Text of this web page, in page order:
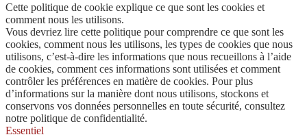
Cette politique de cookie explique ce que sont les cookies et
comment nous les utilisons.
Vous devriez lire cette politique pour comprendre ce que sont les
cookies, comment nous les utilisons, les types de cookies que nous
utilisons, c’est-à-dire les informations que nous recueillons à l’aide
de cookies, comment ces informations sont utilisées et comment
contrôler les préférences en matière de cookies. Pour plus
d’informations sur la manière dont nous utilisons, stockons et
conservons vos données personnelles en toute sécurité, consultez
notre politique de confidentialité.
Essentiel